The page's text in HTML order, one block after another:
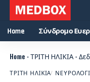
Home Σύνδρομο
Home -ΤΡΙΤΗ ΗΛΙΚΙΑ-
ΤΡΙΤΗ ΗΛΙΚΙΑ